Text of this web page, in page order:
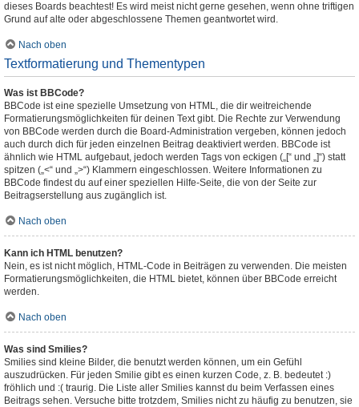
dieses Boards beachtest! Es wird meist nicht gerne gesehen, wenn ohne triftigen
Grund auf alte oder abgeschlossene Themen geantwortet wird.
Nach oben
Textformatierung und Thementypen
Was ist BBCode?
BBCode ist eine spezielle Umsetzung von HTML, die dir weitreichende
Formatierungsmöglichkeiten für deinen Text gibt. Die Rechte zur Verwendung
von BBCode werden durch die Board-Administration vergeben, können jedoch
auch durch dich für jeden einzelnen Beitrag deaktiviert werden. BBCode ist
ähnlich wie HTML aufgebaut, jedoch werden Tags von eckigen („[“ und „]“) statt
spitzen („<“ und „>“) Klammern eingeschlossen. Weitere Informationen zu
BBCode findest du auf einer speziellen Hilfe-Seite, die von der Seite zur
Beitragserstellung aus zugänglich ist.
Nach oben
Kann ich HTML benutzen?
Nein, es ist nicht möglich, HTML-Code in Beiträgen zu verwenden. Die meisten
Formatierungsmöglichkeiten, die HTML bietet, können über BBCode erreicht
werden.
Nach oben
Was sind Smilies?
Smilies sind kleine Bilder, die benutzt werden können, um ein Gefühl
auszudrücken. Für jeden Smilie gibt es einen kurzen Code, z. B. bedeutet :)
fröhlich und :( traurig. Die Liste aller Smilies kannst du beim Verfassen eines
Beitrags sehen. Versuche bitte trotzdem, Smilies nicht zu häufig zu benutzen, sie